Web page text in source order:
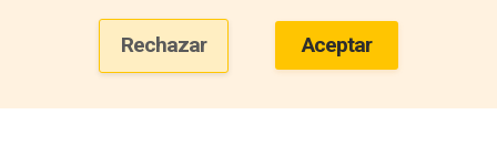
Rechazar Aceptar